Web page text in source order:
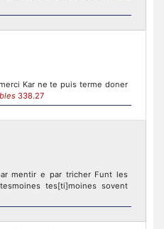
Kar ne te puis terme doner
338.27
mentir e par tricher Funt les
tes[ti]moines sovent